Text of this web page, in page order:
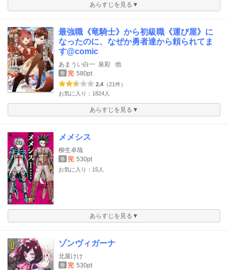
あらすじを見る▼
最強職《竜騎士》から初級職《運び屋》に
なったのに、なぜか勇者達から頼られてま
す@comic
あまうい白一 泉彩 他
巻 完 580pt
2.4 （21件）
お気に入り：1824人
あらすじを見る▼
メメシス
柳生卓哉
巻 完 530pt
お気に入り：15人
あらすじを見る▼
ゾンヴィガーナ
北屋けけ
巻 完 530pt